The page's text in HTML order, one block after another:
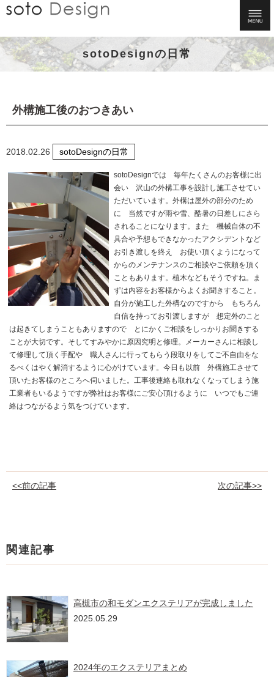
sotoDesignの日常
外構施工後のおつきあい
2018.02.26 sotoDesignの日常
sotoDesignでは 毎年たくさんのお客様に出
会い 沢山の外構工事を設計し施工させてい
ただいています。外構は屋外の部分のため
に 当然ですが雨や雪、酷暑の日差しにさら
されることになります。また 機械自体の不
具合や予想もできなかったアクシデントなど
お引き渡しを終え お使い頂くようになって
からのメンテナンスのご相談やご依頼を頂く
こともあります。植木などもそうですね。ま
ずは内容をお客様からよくお聞きすること。
自分が施工した外構なのですから もちろん
自信を持ってお引渡しますが 想定外のこと
は起きてしまうこともありますので とにかくご相談をしっかりお聞きする
ことが大切です。そしてすみやかに原因究明と修理。メーカーさんに相談し
て修理して頂く手配や 職人さんに行ってもらう段取りをしてご不自由をな
るべくはやく解消するように心がけています。今日も以前 外構施工させて
頂いたお客様のところへ伺いました。工事後連絡も取れなくなってしまう施
工業者もいるようですが弊社はお客様にご安心頂けるように いつでもご連
絡はつながるよう気をつけています。
<<前の記事 次の記事>>
関連記事
高槻市の和モダンエクステリアが完成しました
2025.05.29
2024年のエクステリアまとめ